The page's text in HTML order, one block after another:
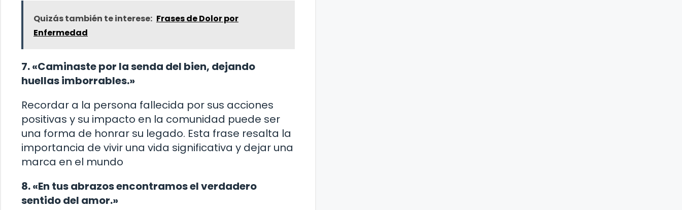
Quizás también te interese: Frases de Dolor por
Enfermedad
7. «Caminaste por la senda del bien, dejando
huellas imborrables.»
Recordar a la persona fallecida por sus acciones
positivas y su impacto en la comunidad puede ser
una forma de honrar su legado. Esta frase resalta la
importancia de vivir una vida significativa y dejar una
marca en el mundo
8. «En tus abrazos encontramos el verdadero
sentido del amor.»